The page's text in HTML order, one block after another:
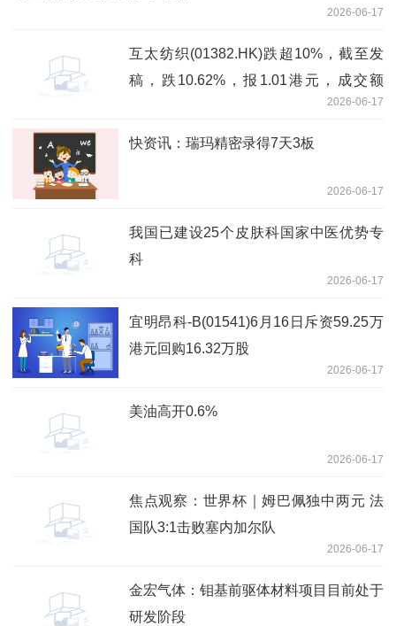
2026-06-17
互太纺织(01382.HK)跌超10%，截至发
稿，跌10.62%，报1.01港元，成交额
2026-06-17
快资讯：瑞玛精密录得7天3板
2026-06-17
我国已建设25个皮肤科国家中医优势专
科
2026-06-17
宜明昂科-B(01541)6月16日斥资59.25万
港元回购16.32万股
2026-06-17
美油高开0.6%
2026-06-17
焦点观察：世界杯｜姆巴佩独中两元 法
国队3:1击败塞内加尔队
2026-06-17
金宏气体：钼基前驱体材料项目目前处于
研发阶段